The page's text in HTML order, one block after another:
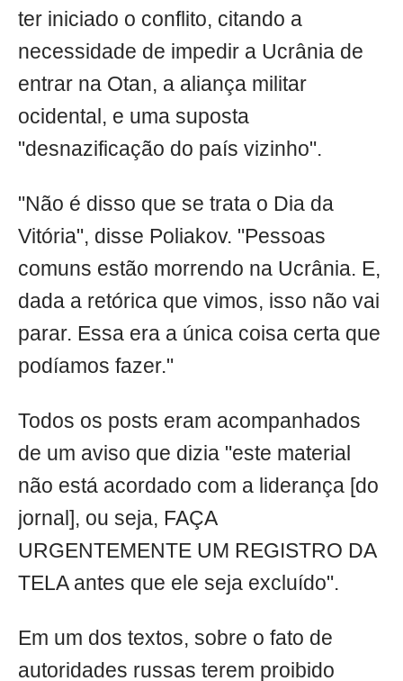
ter iniciado o conflito, citando a
necessidade de impedir a Ucrânia de
entrar na Otan, a aliança militar
ocidental, e uma suposta
"desnazificação do país vizinho".
"Não é disso que se trata o Dia da
Vitória", disse Poliakov. "Pessoas
comuns estão morrendo na Ucrânia. E,
dada a retórica que vimos, isso não vai
parar. Essa era a única coisa certa que
podíamos fazer."
Todos os posts eram acompanhados
de um aviso que dizia "este material
não está acordado com a liderança [do
jornal], ou seja, FAÇA
URGENTEMENTE UM REGISTRO DA
TELA antes que ele seja excluído".
Em um dos textos, sobre o fato de
autoridades russas terem proibido